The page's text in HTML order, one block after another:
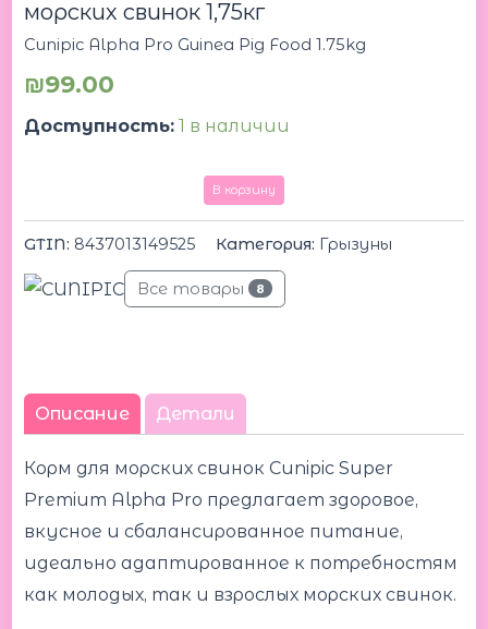
морских свинок 1,75кг
Cunipic Alpha Pro Guinea Pig Food 1.75kg
₪99.00
Доступность: 1 в наличии
В корзину
GTIN: 8437013149525 Категория: Грызуны
Все товары 8
Описание Детали
Корм для морских свинок Cunipic Super
Premium Alpha Pro предлагает здоровое,
вкусное и сбалансированное питание,
идеально адаптированное к потребностям
как молодых, так и взрослых морских свинок.